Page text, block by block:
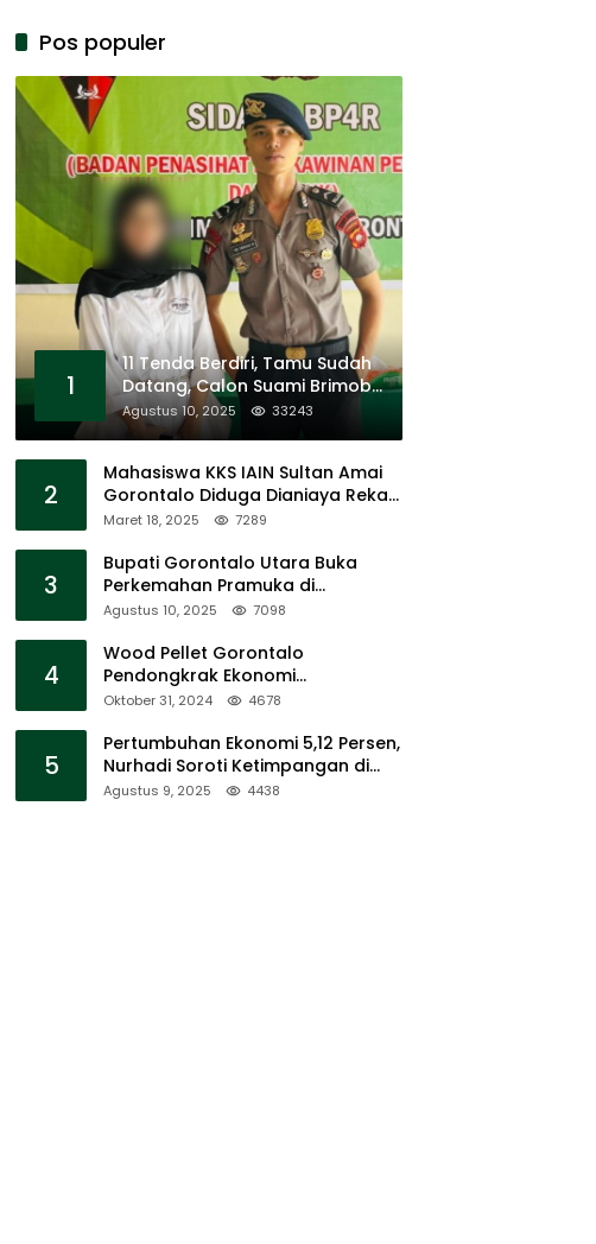
Lanjutkan
Kepemimpinan
Pos populer
1
11 Tenda Berdiri, Tamu Sudah
Datang, Calon Suami Brimob
Tak Pernah Muncul
Agustus 10, 2025 33243
2
Mahasiswa KKS IAIN Sultan Amai
Gorontalo Diduga Dianiaya Rekan
Sendiri di Popayato Barat
Maret 18, 2025 7289
3
Bupati Gorontalo Utara Buka
Perkemahan Pramuka di
Sumalata
Agustus 10, 2025 7098
4
Wood Pellet Gorontalo
Pendongkrak Ekonomi
Masyarakat Dan Mendorong
Oktober 31, 2024 4678
5
Pertumbuhan Ekonomi 5,12 Persen,
Nurhadi Soroti Ketimpangan di
Lapangan
Agustus 9, 2025 4438